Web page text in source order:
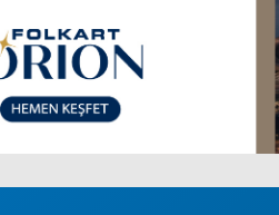
Ünlü çift bir